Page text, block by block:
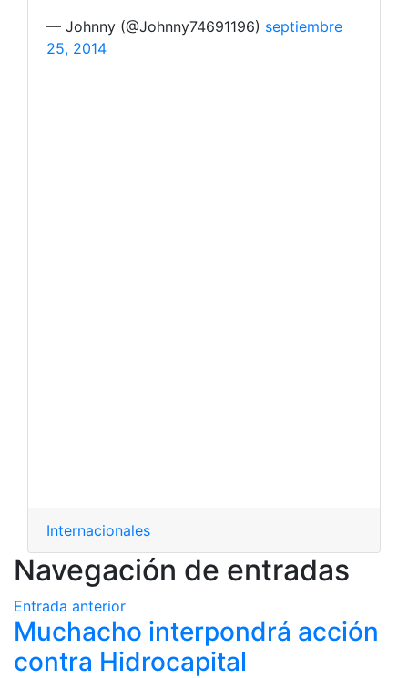
— Johnny (@Johnny74691196) septiembre
25, 2014
Internacionales
Navegación de entradas
Entrada anterior
Muchacho interpondrá acción
contra Hidrocapital